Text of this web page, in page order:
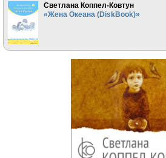
Светлана Коппел-Ковтун
«Жена Океана (DiskBook)»